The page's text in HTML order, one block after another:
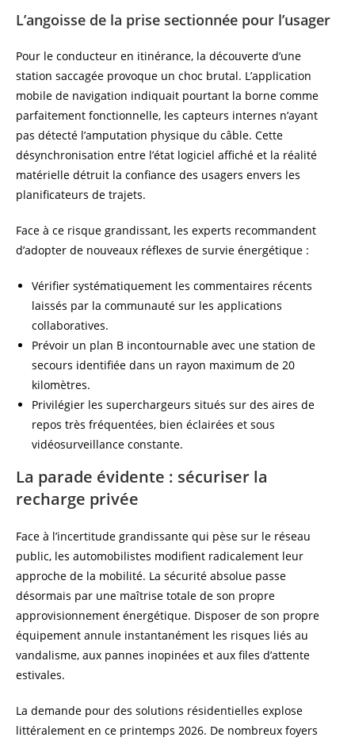
L’angoisse de la prise sectionnée pour l’usager
Pour le conducteur en itinérance, la découverte d’une
station saccagée provoque un choc brutal. L’application
mobile de navigation indiquait pourtant la borne comme
parfaitement fonctionnelle, les capteurs internes n’ayant
pas détecté l’amputation physique du câble. Cette
désynchronisation entre l’état logiciel affiché et la réalité
matérielle détruit la confiance des usagers envers les
planificateurs de trajets.
Face à ce risque grandissant, les experts recommandent
d’adopter de nouveaux réflexes de survie énergétique :
Vérifier systématiquement les commentaires récents
laissés par la communauté sur les applications
collaboratives.
Prévoir un plan B incontournable avec une station de
secours identifiée dans un rayon maximum de 20
kilomètres.
Privilégier les superchargeurs situés sur des aires de
repos très fréquentées, bien éclairées et sous
vidéosurveillance constante.
La parade évidente : sécuriser la
recharge privée
Face à l’incertitude grandissante qui pèse sur le réseau
public, les automobilistes modifient radicalement leur
approche de la mobilité. La sécurité absolue passe
désormais par une maîtrise totale de son propre
approvisionnement énergétique. Disposer de son propre
équipement annule instantanément les risques liés au
vandalisme, aux pannes inopinées et aux files d’attente
estivales.
La demande pour des solutions résidentielles explose
littéralement en ce printemps 2026. De nombreux foyers